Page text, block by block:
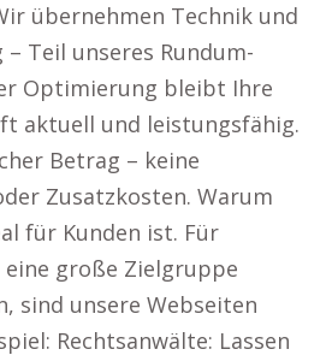
übernehmen Technik und
Teil unseres Rundum-
Optimierung bleibt Ihre
aktuell und leistungsfähig.
Betrag – keine
Zusatzkosten. Warum
für Kunden ist. Für
große Zielgruppe
sind unsere Webseiten
Rechtsanwälte: Lassen